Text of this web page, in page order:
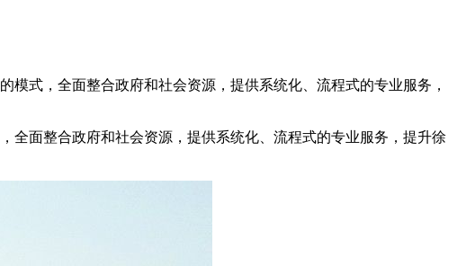
模式，全面整合政府和社会资源，提供系统化、流程式的专业服务，
全面整合政府和社会资源，提供系统化、流程式的专业服务，提升徐